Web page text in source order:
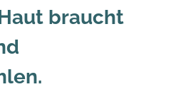
braucht